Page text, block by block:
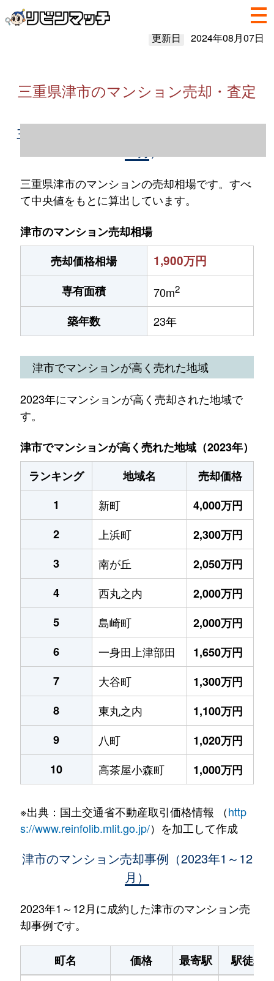
更新日 2024年08月07日
三重県津市のマンション売却・査定
三重県津市のマンション売却情報（2023年1
三重県津市のマンションの売却相場です。すべ
て中央値をもとに算出しています。
津市のマンション売却相場
売却価格相場
1,900万円
専有面積 70m2
築年数 23年
津市でマンションが高く売れた地域
2023年にマンションが高く売却された地域で
す。
津市でマンションが高く売れた地域（2023年）
ランキング
地域名
売却価格
1
新町
4,000万円
2
上浜町
2,300万円
3
南が丘
2,050万円
4
西丸之内
2,000万円
5
島崎町
2,000万円
6
一身田上津部田
1,650万円
7
大谷町
1,300万円
8
東丸之内
1,100万円
9
八町
1,020万円
10
高茶屋小森町 1,000万円
※出典：国土交通省不動産取引価格情報 （http
s://www.reinfolib.mlit.go.jp/）を加工して作成
津市のマンション売却事例（2023年1～12
月）
2023年1～12月に成約した津市のマンション売
却事例です。
町名 価格 最寄駅
駅徒歩